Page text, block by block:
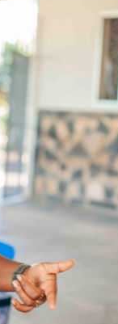
YA AGOSTI
STATION
HAKI UNAOINUA
BIASHARA NA
(PS3)
ENDELEVU YA